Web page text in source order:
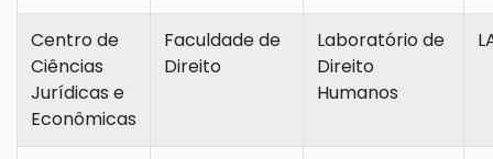
Centro de
Ciências
Jurídicas e
Econômicas
Faculdade de
Direito
Laboratório de
Direito
Humanos